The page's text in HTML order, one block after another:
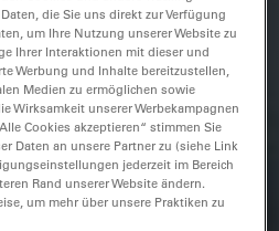
die Sie uns direkt zur Verfügung
um Ihre Nutzung unserer Website zu
Ihrer Interaktionen mit dieser und
Werbung und Inhalte bereitzustellen,
Medien zu ermöglichen sowie
Wirksamkeit unserer Werbekampagnen
Cookies akzeptieren“ stimmen Sie
Daten an unsere Partner zu (siehe Link
jederzeit im Bereich
Rand unserer Website ändern.
um mehr über unsere Praktiken zu